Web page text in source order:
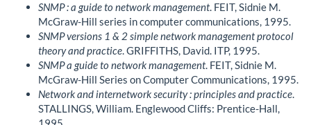
SNMP : a guide to network management. FEIT, Sidnie M.
McGraw-Hill series in computer communications, 1995.
SNMP versions 1 & 2 simple network management protocol
theory and practice. GRIFFITHS, David. ITP, 1995.
SNMP a guide to network management. FEIT, Sidnie M.
McGraw-Hill Series on Computer Communications, 1995.
Network and internetwork security : principles and practice.
STALLINGS, William. Englewood Cliffs: Prentice-Hall,